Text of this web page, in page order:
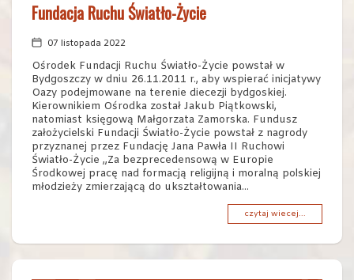
Fundacja Ruchu Światło-Życie
07 listopada 2022
Ośrodek Fundacji Ruchu Światło-Życie powstał w
Bydgoszczy w dniu 26.11.2011 r., aby wspierać inicjatywy
Oazy podejmowane na terenie diecezji bydgoskiej.
Kierownikiem Ośrodka został Jakub Piątkowski,
natomiast księgową Małgorzata Zamorska. Fundusz
założycielski Fundacji Światło-Życie powstał z nagrody
przyznanej przez Fundację Jana Pawła II Ruchowi
Światło-Życie „Za bezprecedensową w Europie
Środkowej pracę nad formacją religijną i moralną polskiej
młodzieży zmierzającą do ukształtowania...
czytaj wiecej...